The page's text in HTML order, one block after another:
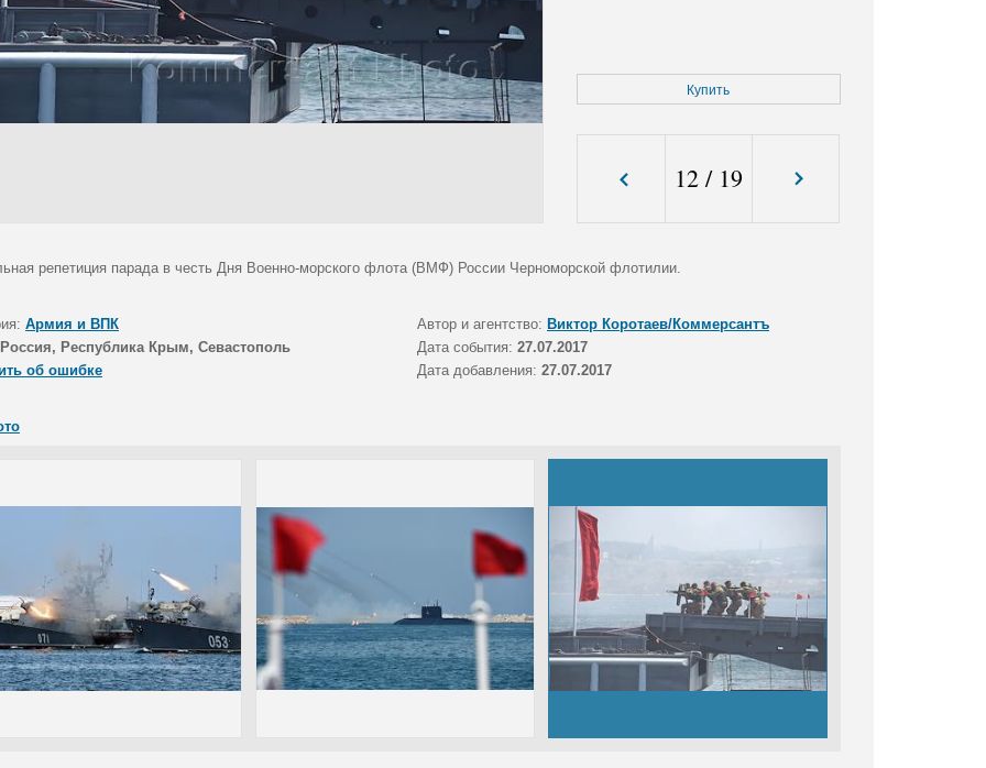
Купить
12/ 19
репетиция парада в честь Дня Военно-морского флота (ВМФ) России Черноморской флотилии.
Армия и ВПК Автор и агентство: Виктор Коротаев/Коммерсантъ
Россия, Республика Крым, Севастополь Дата события: 27.07.2017
об ошибке
Дата добавления: 27.07.2017